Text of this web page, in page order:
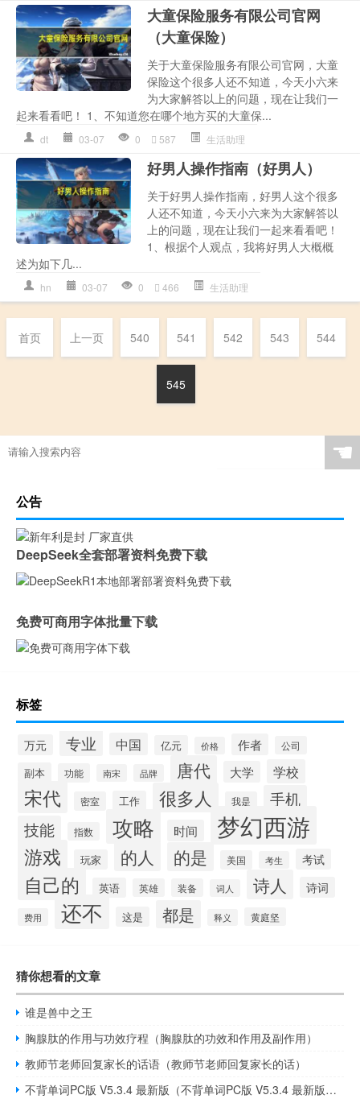
大童保险服务有限公司官网
（大童保险）
关于大童保险服务有限公司官网，大童
保险这个很多人还不知道，今天小六来
为大家解答以上的问题，现在让我们一
起来看看吧！ 1、不知道您在哪个地方买的大童保...
dt 03-07 0 587 生活助理
好男人操作指南（好男人）
关于好男人操作指南，好男人这个很多
人还不知道，今天小六来为大家解答以
上的问题，现在让我们一起来看看吧！
1、根据个人观点，我将好男人大概概
述为如下几...
hn 03-07 0 466 生活助理
首页 上一页 540 541 542 543 544
545
☚
公告
DeepSeek全套部署资料免费下载
免费可商用字体批量下载
标签
万元 专业 中国 亿元 价格 作者 公司
副本 功能 南宋 品牌 唐代 大学 学校
宋代 密室 工作 很多人 我是
手机
技能
指数 攻略 时间 梦幻西游
游戏 玩家 的人 的是 美国 考生 考试
自己的 英语 英雄 装备 词人 诗人 诗词
费用 还不 这是 都是 释义 黄庭坚
猜你想看的文章
谁是兽中之王
胸腺肽的作用与功效疗程（胸腺肽的功效和作用及副作用）
教师节老师回复家长的话语（教师节老师回复家长的话）
不背单词PC版 V5.3.4 最新版（不背单词PC版 V5.3.4 最新版功能简介）